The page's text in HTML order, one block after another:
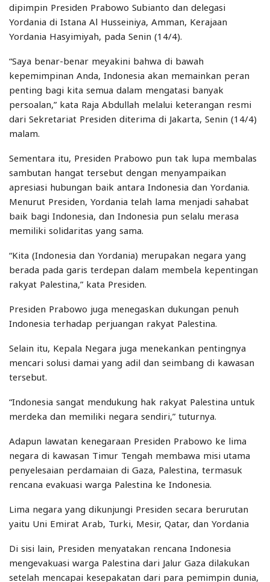
dipimpin Presiden Prabowo Subianto dan delegasi
Yordania di Istana Al Husseiniya, Amman, Kerajaan
Yordania Hasyimiyah, pada Senin (14/4).
“Saya benar-benar meyakini bahwa di bawah
kepemimpinan Anda, Indonesia akan memainkan peran
penting bagi kita semua dalam mengatasi banyak
persoalan,” kata Raja Abdullah melalui keterangan resmi
dari Sekretariat Presiden diterima di Jakarta, Senin (14/4)
malam.
Sementara itu, Presiden Prabowo pun tak lupa membalas
sambutan hangat tersebut dengan menyampaikan
apresiasi hubungan baik antara Indonesia dan Yordania.
Menurut Presiden, Yordania telah lama menjadi sahabat
baik bagi Indonesia, dan Indonesia pun selalu merasa
memiliki solidaritas yang sama.
“Kita (Indonesia dan Yordania) merupakan negara yang
berada pada garis terdepan dalam membela kepentingan
rakyat Palestina,” kata Presiden.
Presiden Prabowo juga menegaskan dukungan penuh
Indonesia terhadap perjuangan rakyat Palestina.
Selain itu, Kepala Negara juga menekankan pentingnya
mencari solusi damai yang adil dan seimbang di kawasan
tersebut.
“Indonesia sangat mendukung hak rakyat Palestina untuk
merdeka dan memiliki negara sendiri,” tuturnya.
Adapun lawatan kenegaraan Presiden Prabowo ke lima
negara di kawasan Timur Tengah membawa misi utama
penyelesaian perdamaian di Gaza, Palestina, termasuk
rencana evakuasi warga Palestina ke Indonesia.
Lima negara yang dikunjungi Presiden secara berurutan
yaitu Uni Emirat Arab, Turki, Mesir, Qatar, dan Yordania
Di sisi lain, Presiden menyatakan rencana Indonesia
mengevakuasi warga Palestina dari Jalur Gaza dilakukan
setelah mencapai kesepakatan dari para pemimpin dunia,